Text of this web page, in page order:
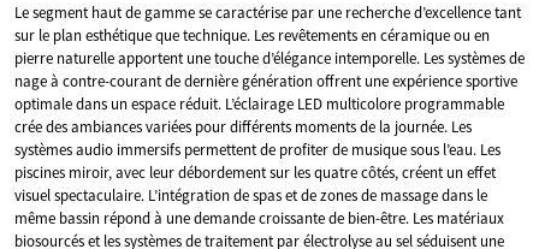
Le segment haut de gamme se caractérise par une recherche d’excellence tant
sur le plan esthétique que technique. Les revêtements en céramique ou en
pierre naturelle apportent une touche d’élégance intemporelle. Les systèmes de
nage à contre-courant de dernière génération offrent une expérience sportive
optimale dans un espace réduit. L’éclairage LED multicolore programmable
crée des ambiances variées pour différents moments de la journée. Les
systèmes audio immersifs permettent de profiter de musique sous l’eau. Les
piscines miroir, avec leur débordement sur les quatre côtés, créent un effet
visuel spectaculaire. L’intégration de spas et de zones de massage dans le
même bassin répond à une demande croissante de bien-être. Les matériaux
biosourcés et les systèmes de traitement par électrolyse au sel séduisent une